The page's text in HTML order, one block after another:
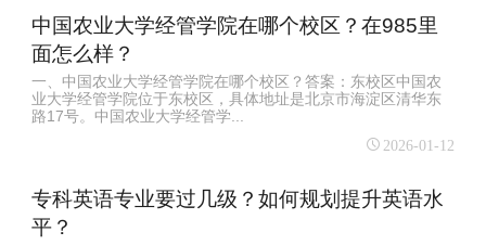
中国农业大学经管学院在哪个校区？在985里
面怎么样？
一、中国农业大学经管学院在哪个校区？答案：东校区中国农
业大学经管学院位于‌东校区‌，具体地址是北京市海淀区清华东
路17号。中国农业大学经管学...
2026-01-12
专科英语专业要过几级？如何规划提升英语水
平？